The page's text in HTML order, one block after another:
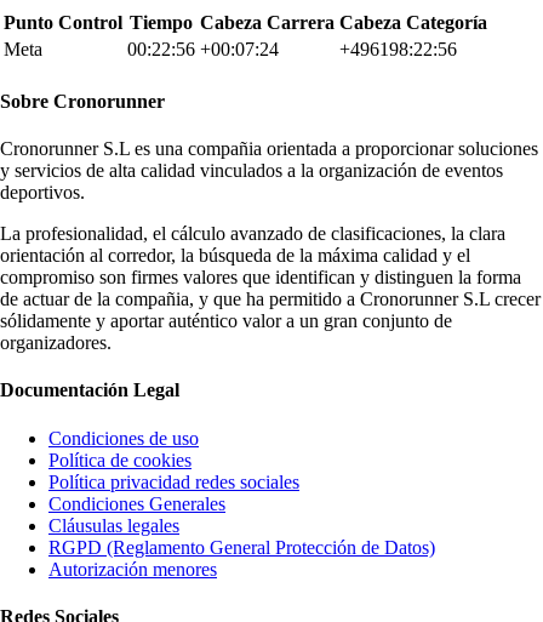
Punto Control Tiempo Cabeza Carrera Cabeza Categoría
Meta
00:22:56 +00:07:24 +496198:22:56
Sobre Cronorunner
Cronorunner S.L es una compañia orientada a proporcionar soluciones
y servicios de alta calidad vinculados a la organización de eventos
deportivos.
La profesionalidad, el cálculo avanzado de clasificaciones, la clara
orientación al corredor, la búsqueda de la máxima calidad y el
compromiso son firmes valores que identifican y distinguen la forma
de actuar de la compañia, y que ha permitido a Cronorunner S.L crecer
sólidamente y aportar auténtico valor a un gran conjunto de
organizadores.
Documentación Legal
Condiciones de uso
Política de cookies
Política privacidad redes sociales
Condiciones Generales
Cláusulas legales
RGPD (Reglamento General Protección de Datos)
Autorización menores
Redes Sociales